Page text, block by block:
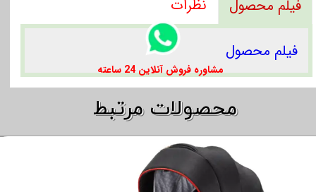
فیلم محصول نظرات
فیلم محصول
​​مشاوره فروش آنلاین 24 ساعته
​​محصولات مرتبط